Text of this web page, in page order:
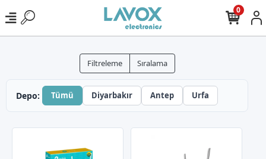
0
Filtreleme Sıralama
Depo: Tümü Diyarbakır Antep Urfa